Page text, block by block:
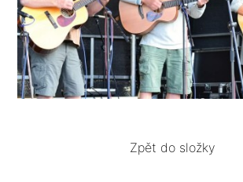
Zpět do složky